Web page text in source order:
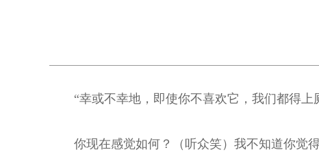
“幸或不幸地，即使你不喜欢它，我们都得
你现在感觉如何？（听众笑）我不知道你觉